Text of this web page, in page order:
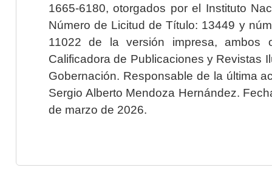
1665-6180, otorgados por el Instituto
Número de Licitud de Título: 13449 y
11022 de la versión impresa, ambos
Calificadora de Publicaciones y Revistas
Gobernación. Responsable de la última
Sergio Alberto Mendoza Hernández.
de marzo de 2026.